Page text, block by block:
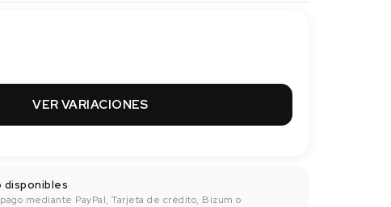
VER VARIACIONES
disponibles
mediante PayPal, Tarjeta de crédito, Bizum o